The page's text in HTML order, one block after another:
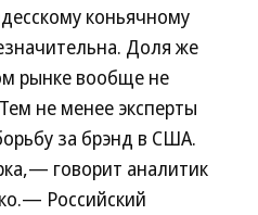
коньячному
Доля же
рынке вообще не
не менее эксперты
за брэнд в США.
говорит аналитик
Российский